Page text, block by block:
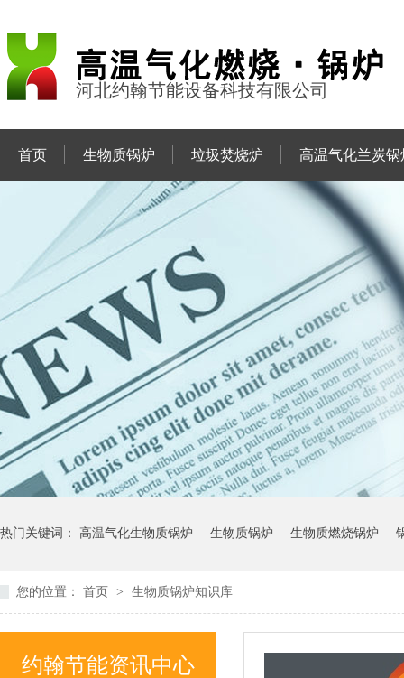
河北约翰节能设备科技有限公司
首页 生物质锅炉 垃圾焚烧炉 高温气化兰炭锅
热门关键词： 高温气化生物质锅炉 生物质锅炉 生物质燃烧锅炉
您的位置： 首页 > 生物质锅炉知识库
约翰节能资讯中心